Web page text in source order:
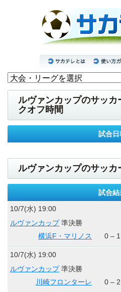
ルヴァンカップのサッカ
クオフ時間
試合日
ルヴァンカップのサッカ
試合結
10/7(水) 19:00
ルヴァンカップ準決勝
横浜F・マリノス
0 – 1
10/7(水) 19:00
ルヴァンカップ準決勝
川崎フロンターレ
0 – 2